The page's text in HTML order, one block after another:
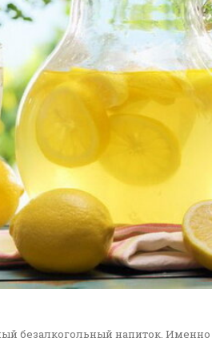
безалкогольный напиток. Именно